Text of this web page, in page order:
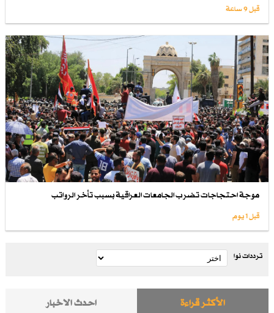
قبل 9 ساعة
موجة احتجاجات تضرب الجامعات العراقية بسبب تأخر الرواتب
قبل 1 یوم
ترددات نوا
الأكثر قراءة احدث الاخبار